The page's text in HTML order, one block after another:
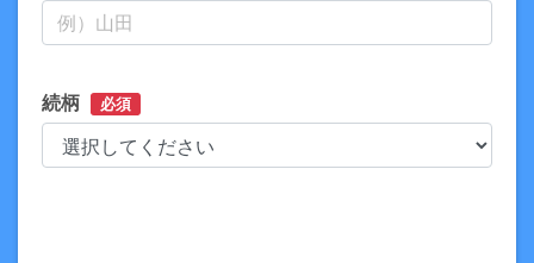
続柄 必須